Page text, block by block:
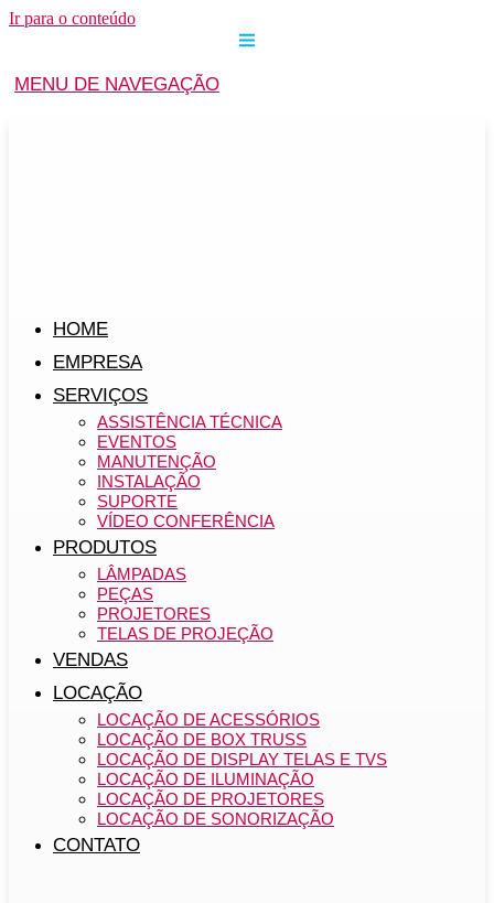
Ir para o conteúdo
MENU DE NAVEGAÇÃO
HOME
EMPRESA
SERVIÇOS
ASSISTÊNCIA TÉCNICA
EVENTOS
MANUTENÇÃO
INSTALAÇÃO
SUPORTE
VÍDEO CONFERÊNCIA
PRODUTOS
LÂMPADAS
PEÇAS
PROJETORES
TELAS DE PROJEÇÃO
VENDAS
LOCAÇÃO
LOCAÇÃO DE ACESSÓRIOS
LOCAÇÃO DE BOX TRUSS
LOCAÇÃO DE DISPLAY TELAS E TVS
LOCAÇÃO DE ILUMINAÇÃO
LOCAÇÃO DE PROJETORES
LOCAÇÃO DE SONORIZAÇÃO
CONTATO